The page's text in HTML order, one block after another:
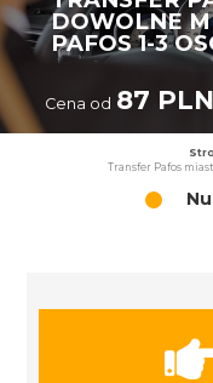
DOWOLNE
PAFOS 1-3
Cena od 87 PLN
Transfer Pafos